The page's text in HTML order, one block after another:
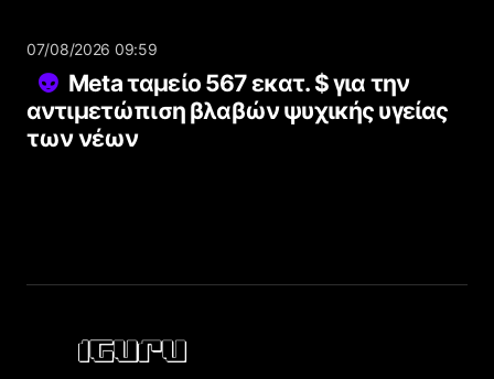
07/08/2026 09:59
Meta ταμείο 567 εκατ. $ για την
αντιμετώπιση βλαβών ψυχικής υγείας
των νέων